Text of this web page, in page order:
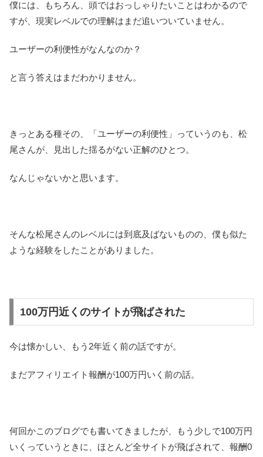
僕には、もちろん、頭ではおっしゃりたいことはわかるので
すが、現実レベルでの理解はまだ追いついていません。
ユーザーの利便性がなんなのか？
と言う答えはまだわかりません。
きっとある種その、「ユーザーの利便性」っていうのも、松
尾さんが、見出した揺るがない正解のひとつ。
なんじゃないかと思います。
そんな松尾さんのレベルには到底及ばないものの、僕も似た
ような経験をしたことがありました。
100万円近くのサイトが飛ばされた
今は懐かしい、もう2年近く前の話ですが。
まだアフィリエイト報酬が100万円いく前の話。
何回かこのブログでも書いてきましたが、もう少しで100万円
いくっていうときに、ほとんど全サイトが飛ばされて、報酬0